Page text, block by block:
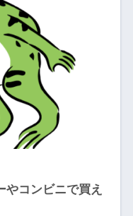
やコンビニで買え